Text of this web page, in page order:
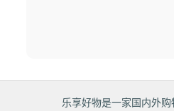
乐享好物是一家国内外